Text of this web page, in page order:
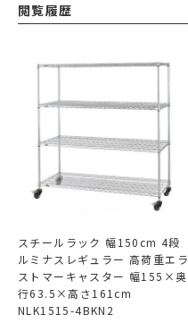
閲覧履歴
スチールラック 幅150cm 4段
ルミナスレギュラー 高荷重エラ
ストマーキャスター 幅155×奥
行63.5×高さ161cm
NLK1515-4BKN2